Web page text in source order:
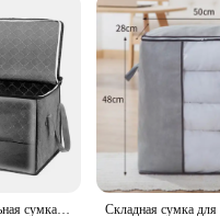
it's a lifestyle choice. The
it an excellent choice for
not just about storage; it's
Большая вместительная сумка для хранения одежды, нетканая складная сумка для хранения одеял с крышками, органайзер для одежды на молнии, сортировочная коробка